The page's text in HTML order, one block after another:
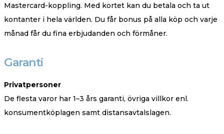
Mastercard-koppling. Med kortet kan du betala och ta ut
kontanter i hela världen. Du får bonus på alla köp och varje
månad får du fina erbjudanden och förmåner.
Garanti
Privatpersoner
De flesta varor har 1–3 års garanti, övriga villkor enl.
konsumentköplagen samt distansavtalslagen.